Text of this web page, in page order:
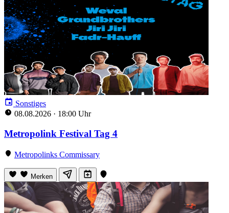
Sonstiges
08.08.2026 · 18:00 Uhr
Metropolink Festival Tag 4
Metropolinks Commissary
Merken